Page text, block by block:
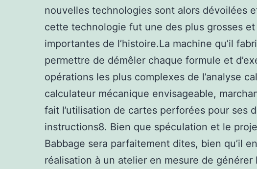
nouvelles technologies sont alors dévoilées
cette technologie fut une des plus grosses
importantes de l’histoire.La machine qu’il
permettre de démêler chaque formule et
opérations les plus complexes de l’analyse
calculateur mécanique envisageable,
fait l’utilisation de cartes perforées pour ses
instructions8. Bien que spéculation et le
Babbage sera parfaitement dites, bien qu’il
réalisation à un atelier en mesure de générer